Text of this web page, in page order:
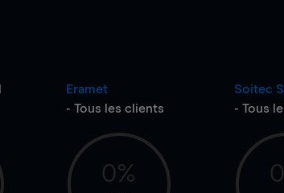
Eramet
- Tous les clients
0%
Soitec
- Tous